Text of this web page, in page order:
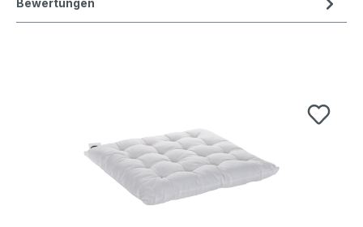
Bewertungen